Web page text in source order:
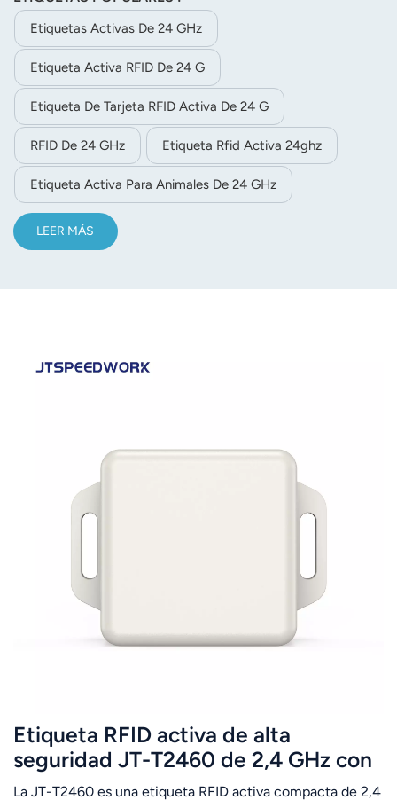
Etiquetas Activas De 24 GHz
Etiqueta Activa RFID De 24 G
Etiqueta De Tarjeta RFID Activa De 24 G
RFID De 24 GHz Etiqueta Rfid Activa 24ghz
Etiqueta Activa Para Animales De 24 GHz
LEER MÁS
Etiqueta RFID activa de alta
seguridad JT-T2460 de 2,4 GHz con
batería de larga duración.
La JT-T2460 es una etiqueta RFID activa compacta de 2,4